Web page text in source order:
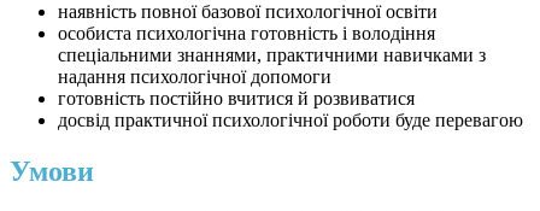
наявність повної базової психологічної освіти
особиста психологічна готовність і володіння
спеціальними знаннями, практичними навичками з
надання психологічної допомоги
готовність постійно вчитися й розвиватися
досвід практичної психологічної роботи буде перевагою
Умови